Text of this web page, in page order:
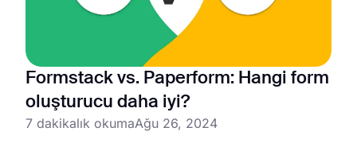
Formstack vs. Paperform: Hangi form
oluşturucu daha iyi?
7 dakikalık okumaAğu 26, 2024